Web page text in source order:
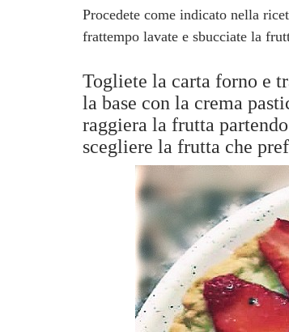
Procedete come indicato nella
frattempo lavate e sbucciate la
Togliete la carta forno e
la base con la crema
raggiera la frutta
scegliere la frutta che